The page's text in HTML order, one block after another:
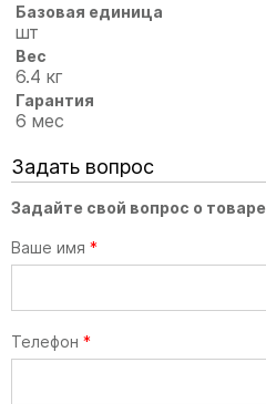
Базовая единица
шт
Вес
6.4 кг
Гарантия
6 мес
Задать вопрос
Задайте свой вопрос о товаре
Ваше имя *
Телефон *